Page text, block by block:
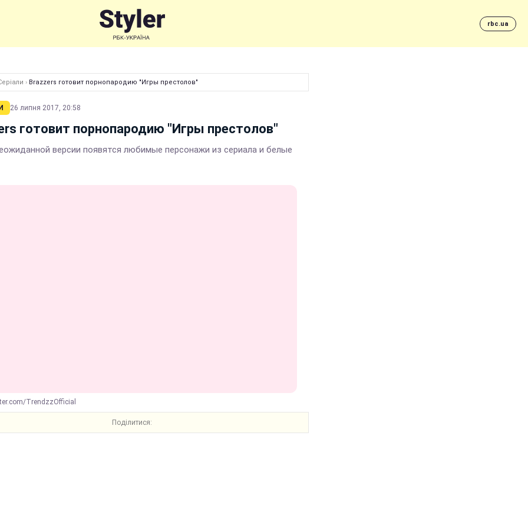
rbc.ua
› Brazzers готовит порнопародию "Игры престолов"
26 липня 2017, 20:58
готовит порнопародию "Игры престолов"
версии появятся любимые персонажи из сериала и белые
TrendzzOfficial
Поділитися: